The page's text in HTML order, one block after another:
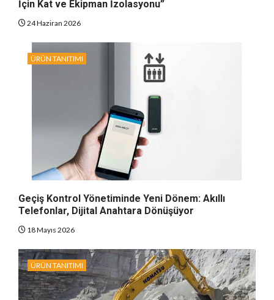
İçin Kat ve Ekipman İzolasyonu”
24 Haziran 2026
ÜRÜN TANITIMI
Geçiş Kontrol Yönetiminde Yeni Dönem: Akıllı
Telefonlar, Dijital Anahtara Dönüşüyor
18 Mayıs 2026
ÜRÜN TANITIMI